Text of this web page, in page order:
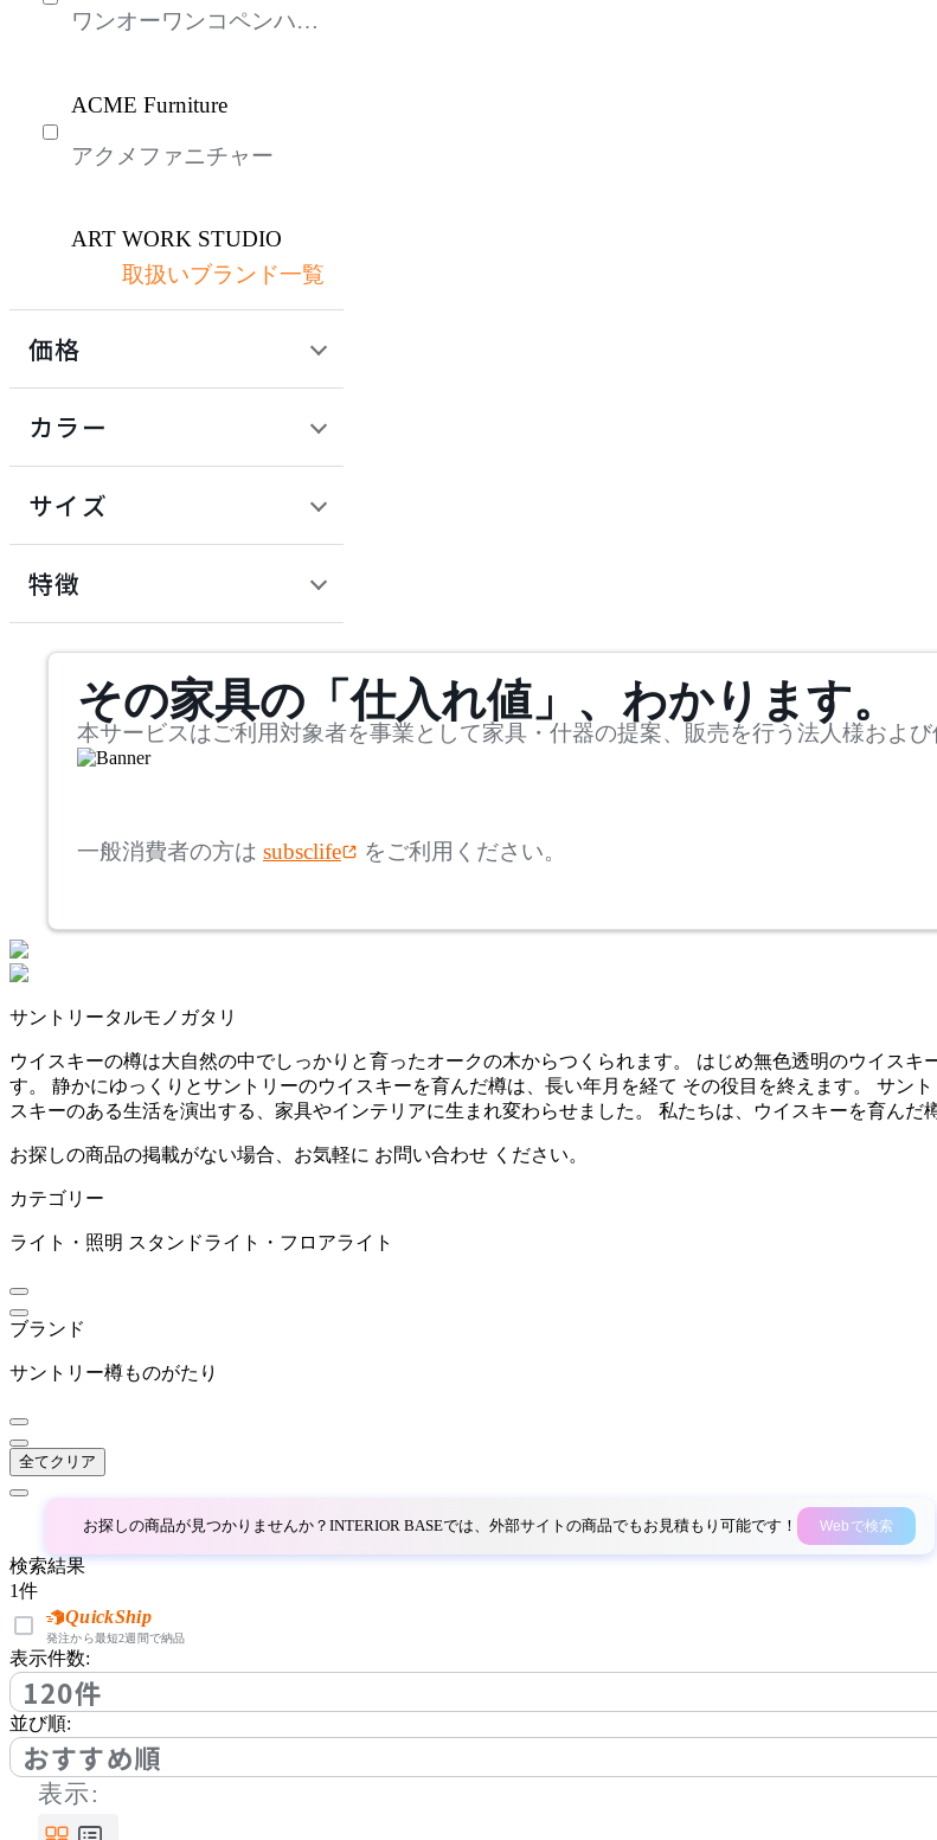
ワンオーワンコペンハー
ACME Furniture
アクメファニチャー
ART WORK STUDIO
アートワークスタジオ
アルテック
Artemide
アステップ
CL Sterling & Son
シーエル スターリングア
ンドサン
コサイン
DCW éditions
ディーシーダブリューエ
DI CLASSE
ディクラッセ
エルックス
Estiluz
エスティルース
取扱いブランド一覧
価格
カラー
サイズ
mm
検索
~
~
特徴
その家具の「仕入れ値」、わかります。
本サービスはご利用対象者を事業として家具・什器の提案、販売を行う法人様および
一般消費者の方は subsclife をご利用ください。
サントリータルモノガタリ
ウイスキーの樽は大自然の中でしっかりと育ったオークの木からつくられます。 はじめ無色透明のウイス
す。 静かにゆっくりとサントリーのウイスキーを育んだ樽は、長い年月を経て その役目を終えます。 サン
スキーのある生活を演出する、家具やインテリアに生まれ変わらせました。 私たちは、ウイスキーを育んだ
お探しの商品の掲載がない場合、お気軽に お問い合わせ ください。
カテゴリー
ライト・照明 スタンドライト・フロアライト
ブランド
サントリー樽ものがたり
全てクリア
お探しの商品が見つかりませんか？INTERIOR BASEでは、外部サイトの商品でもお見積もり可能です！ Webで検索
検索結果
1件
QuickShip
発注から最短2週間で納品
表示件数:
120件
並び順:
おすすめ順
表示: